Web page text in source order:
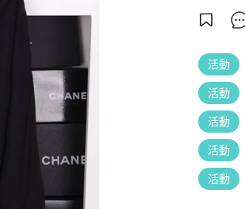
活動
活動
活動
活動
活動